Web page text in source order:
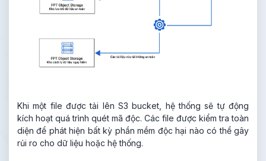
Khi một file được tải lên S3 bucket, hệ thống sẽ tự động
kích hoạt quá trình quét mã độc. Các file được kiểm tra toàn
diện để phát hiện bất kỳ phần mềm độc hại nào có thể gây
rủi ro cho dữ liệu hoặc hệ thống.